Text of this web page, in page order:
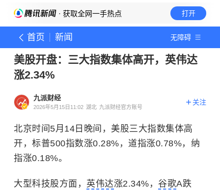
· 获取全网一手热点 打开
首页 新闻 无障碍
美股开盘：三大指数集体高开，英伟达
涨2.34%
九派财经
2026年5月15日11:02 湖北 九派财经官方账号
关注
北京时间5月14日晚间，美股三大指数集体高
开，标普500指数涨0.28%，道指涨0.78%，纳
指涨0.18%。
大型科技股方面， 英伟达涨2.34%， 谷歌A跌